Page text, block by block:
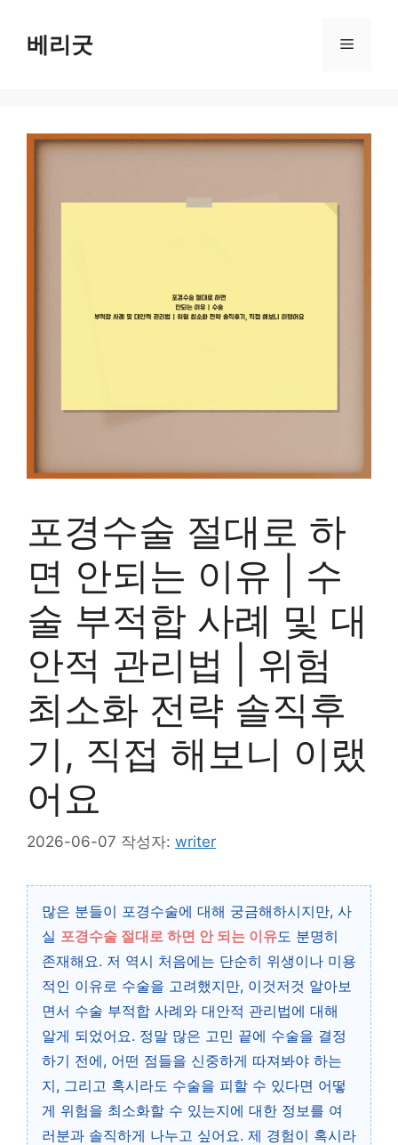
베리굿 메
포경수술 절대로 하
면 안되는 이유 | 수
술 부적합 사례 및 대
안적 관리법 | 위험
최소화 전략 솔직후
기, 직접 해보니 이랬
어요
2026-06-07 작성자: writer
많은 분들이 포경수술에 대해 궁금해하시지만, 사
실 포경수술 절대로 하면 안 되는 이유도 분명히
존재해요. 저 역시 처음에는 단순히 위생이나 미용
적인 이유로 수술을 고려했지만, 이것저것 알아보
면서 수술 부적합 사례와 대안적 관리법에 대해
알게 되었어요. 정말 많은 고민 끝에 수술을 결정
하기 전에, 어떤 점들을 신중하게 따져봐야 하는
지, 그리고 혹시라도 수술을 피할 수 있다면 어떻
게 위험을 최소화할 수 있는지에 대한 정보를 여
러분과 솔직하게 나누고 싶어요. 제 경험이 혹시라